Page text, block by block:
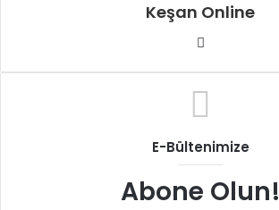
Keşan Online
Web
E-Bültenimize
Abone Olun!